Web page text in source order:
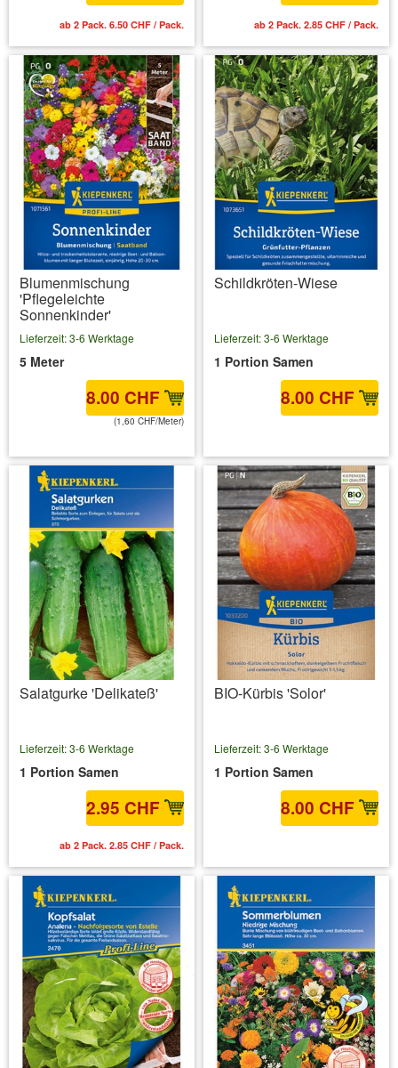
ab 2 Pack. 6.50 CHF / Pack. ab 2 Pack. 2.85 CHF / Pack.
Blumenmischung
'Pflegeleichte
Sonnenkinder'
Lieferzeit: 3-6 Werktage
5 Meter
8.00 CHF
(1,60 CHF/Meter)
Schildkröten-Wiese
Lieferzeit: 3-6 Werktage
1 Portion Samen
8.00 CHF
Salatgurke 'Delikateß'
Lieferzeit: 3-6 Werktage
1 Portion Samen
2.95 CHF
ab 2 Pack. 2.85 CHF / Pack.
BIO-Kürbis 'Solor'
Lieferzeit: 3-6 Werktage
1 Portion Samen
8.00 CHF